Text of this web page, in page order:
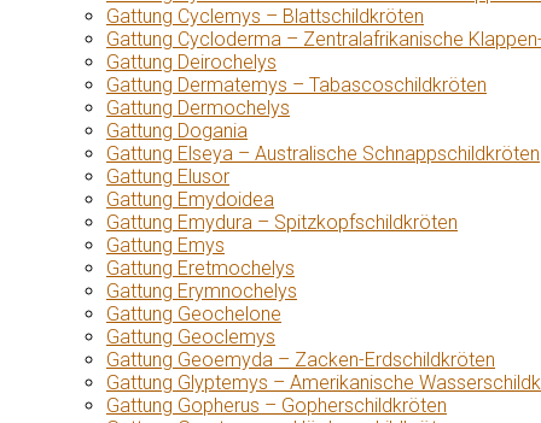
Gattung Cyclemys – Blattschildkröten
Gattung Cycloderma – Zentralafrikanische
Gattung Deirochelys
Gattung Dermatemys – Tabascoschildkröten
Gattung Dermochelys
Gattung Dogania
Gattung Elseya – Australische Schnappschildkröten
Gattung Elusor
Gattung Emydoidea
Gattung Emydura – Spitzkopfschildkröten
Gattung Emys
Gattung Eretmochelys
Gattung Erymnochelys
Gattung Geochelone
Gattung Geoclemys
Gattung Geoemyda – Zacken-Erdschildkröten
Gattung Glyptemys – Amerikanische
Gattung Gopherus – Gopherschildkröten